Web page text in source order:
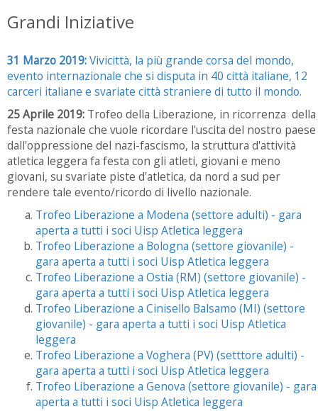
Grandi Iniziative
31 Marzo 2019:Vivicittà, la più grande corsa del mondo,
evento internazionale che si disputa in 40 città italiane, 12
carceri italiane e svariate città straniere di tutto il mondo.
25 Aprile 2019: Trofeo della Liberazione, in ricorrenza della
festa nazionale che vuole ricordare l'uscita del nostro paese
dall'oppressione del nazi-fascismo, la struttura d'attività
atletica leggera fa festa con gli atleti, giovani e meno
giovani, su svariate piste d'atletica, da nord a sud per
rendere tale evento/ricordo di livello nazionale.
Trofeo Liberazione a Modena (settore adulti) - gara
aperta a tutti i soci Uisp Atletica leggera
Trofeo Liberazione a Bologna (settore giovanile) -
gara aperta a tutti i soci Uisp Atletica leggera
Trofeo Liberazione a Ostia (RM) (settore giovanile) -
gara aperta a tutti i soci Uisp Atletica leggera
Trofeo Liberazione a Cinisello Balsamo (MI) (settore
giovanile) - gara aperta a tutti i soci Uisp Atletica
leggera
Trofeo Liberazione a Voghera (PV) (setttore adulti) -
gara aperta a tutti i soci Uisp Atletica leggera
Trofeo Liberazione a Genova (settore giovanile) - gara
aperta a tutti i soci Uisp Atletica leggera